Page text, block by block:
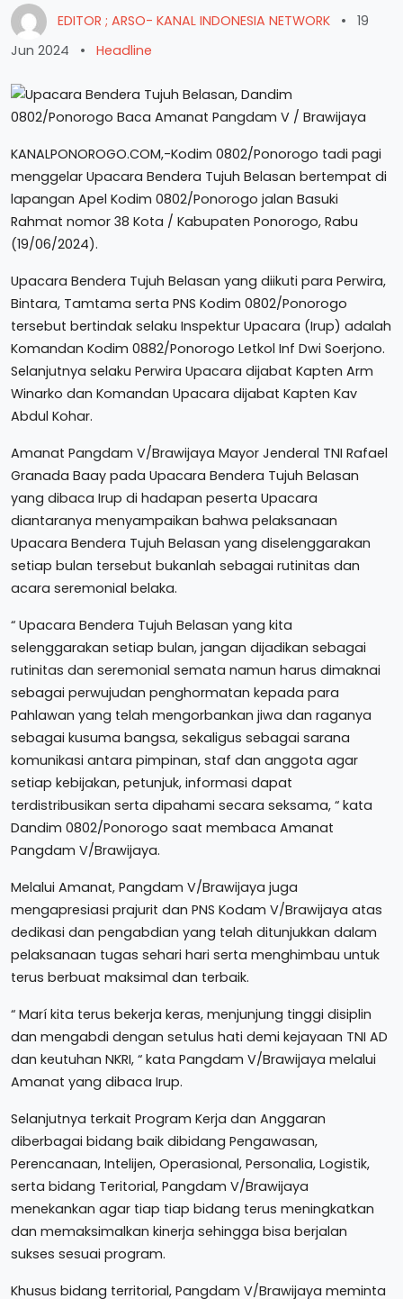
EDITOR ; ARSO- KANAL INDONESIA NETWORK •
19
Jun 2024
• Headline
KANALPONOROGO.COM,-Kodim 0802/Ponorogo tadi pagi
menggelar Upacara Bendera Tujuh Belasan bertempat di
lapangan Apel Kodim 0802/Ponorogo jalan Basuki
Rahmat nomor 38 Kota / Kabupaten Ponorogo, Rabu
(19/06/2024).
Upacara Bendera Tujuh Belasan yang diikuti para Perwira,
Bintara, Tamtama serta PNS Kodim 0802/Ponorogo
tersebut bertindak selaku Inspektur Upacara (Irup) adalah
Komandan Kodim 0882/Ponorogo Letkol Inf Dwi Soerjono.
Selanjutnya selaku Perwira Upacara dijabat Kapten Arm
Winarko dan Komandan Upacara dijabat Kapten Kav
Abdul Kohar.
Amanat Pangdam V/Brawijaya Mayor Jenderal TNI Rafael
Granada Baay pada Upacara Bendera Tujuh Belasan
yang dibaca Irup di hadapan peserta Upacara
diantaranya menyampaikan bahwa pelaksanaan
Upacara Bendera Tujuh Belasan yang diselenggarakan
setiap bulan tersebut bukanlah sebagai rutinitas dan
acara seremonial belaka.
“ Upacara Bendera Tujuh Belasan yang kita
selenggarakan setiap bulan, jangan dijadikan sebagai
rutinitas dan seremonial semata namun harus dimaknai
sebagai perwujudan penghormatan kepada para
Pahlawan yang telah mengorbankan jiwa dan raganya
sebagai kusuma bangsa, sekaligus sebagai sarana
komunikasi antara pimpinan, staf dan anggota agar
setiap kebijakan, petunjuk, informasi dapat
terdistribusikan serta dipahami secara seksama, “ kata
Dandim 0802/Ponorogo saat membaca Amanat
Pangdam V/Brawijaya.
Melalui Amanat, Pangdam V/Brawijaya juga
mengapresiasi prajurit dan PNS Kodam V/Brawijaya atas
dedikasi dan pengabdian yang telah ditunjukkan dalam
pelaksanaan tugas sehari hari serta menghimbau untuk
terus berbuat maksimal dan terbaik.
“ Marí kita terus bekerja keras, menjunjung tinggi disiplin
dan mengabdi dengan setulus hati demi kejayaan TNI AD
dan keutuhan NKRI, “ kata Pangdam V/Brawijaya melalui
Amanat yang dibaca Irup.
Selanjutnya terkait Program Kerja dan Anggaran
diberbagai bidang baik dibidang Pengawasan,
Perencanaan, Intelijen, Operasional, Personalia, Logistik,
serta bidang Teritorial, Pangdam V/Brawijaya
menekankan agar tiap tiap bidang terus meningkatkan
dan memaksimalkan kinerja sehingga bisa berjalan
sukses sesuai program.
Khusus bidang territorial, Pangdam V/Brawijaya meminta